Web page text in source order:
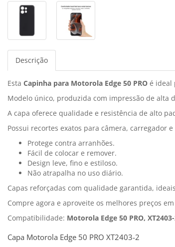
Descrição
Esta Capinha para Motorola Edge 50 PRO é ideal
Modelo único, produzida com impressão de alta
A capa oferece qualidade e resistência de alto
Possui recortes exatos para câmera, carregador
Protege contra arranhões.
Fácil de colocar e remover.
Design leve, fino e estiloso.
Não atrapalha no uso diário.
Capas reforçadas com qualidade garantida,
Compre agora e aproveite os melhores preços
Compatibilidade: Motorola Edge 50 PRO,
Capa Motorola Edge 50 PRO XT2403-2